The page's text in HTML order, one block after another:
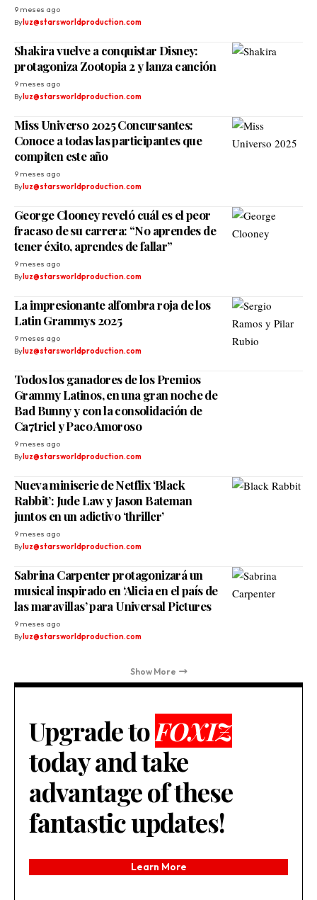
9 meses ago
Byluz@starsworldproduction.com
Shakira vuelve a conquistar Disney:
protagoniza Zootopia 2 y lanza canción
9 meses ago
Byluz@starsworldproduction.com
Miss Universo 2025 Concursantes:
Conoce a todas las participantes que
compiten este año
9 meses ago
Byluz@starsworldproduction.com
George Clooney reveló cuál es el peor
fracaso de su carrera: “No aprendes de
tener éxito, aprendes de fallar”
9 meses ago
Byluz@starsworldproduction.com
La impresionante alfombra roja de los
Latin Grammys 2025
9 meses ago
Byluz@starsworldproduction.com
Todos los ganadores de los Premios
Grammy Latinos, en una gran noche de
Bad Bunny y con la consolidación de
Ca7triel y Paco Amoroso
9 meses ago
Byluz@starsworldproduction.com
Nueva miniserie de Netflix ‘Black
Rabbit’: Jude Law y Jason Bateman
juntos en un adictivo ‘thriller’
9 meses ago
Byluz@starsworldproduction.com
Sabrina Carpenter protagonizará un
musical inspirado en ‘Alicia en el país de
las maravillas’ para Universal Pictures
9 meses ago
Byluz@starsworldproduction.com
Show More
Upgrade toFOXIZ
today and take
advantage of these
fantastic updates!
Learn More